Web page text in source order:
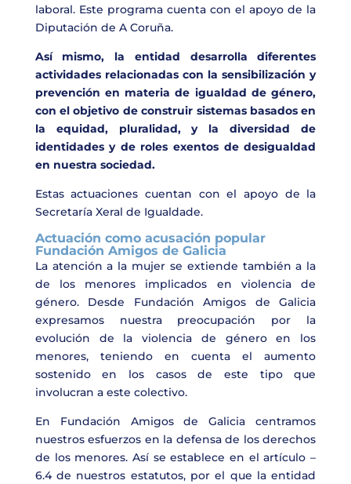
laboral. Este programa cuenta con el apoyo de la
Diputación de A Coruña.
Así mismo, la entidad desarrolla diferentes
actividades relacionadas con la sensibilización y
prevención en materia de igualdad de género,
con el objetivo de construir sistemas basados en
la equidad, pluralidad, y la diversidad de
identidades y de roles exentos de desigualdad
en nuestra sociedad.
Estas actuaciones cuentan con el apoyo de la
Secretaría Xeral de Igualdade.
Actuación como acusación popular
Fundación Amigos de Galicia
La atención a la mujer se extiende también a la
de los menores implicados en violencia de
género. Desde Fundación Amigos de Galicia
expresamos nuestra preocupación por la
evolución de la violencia de género en los
menores, teniendo en cuenta el aumento
sostenido en los casos de este tipo que
involucran a este colectivo.
En Fundación Amigos de Galicia centramos
nuestros esfuerzos en la defensa de los derechos
de los menores. Así se establece en el artículo –
6.4 de nuestros estatutos, por el que la entidad